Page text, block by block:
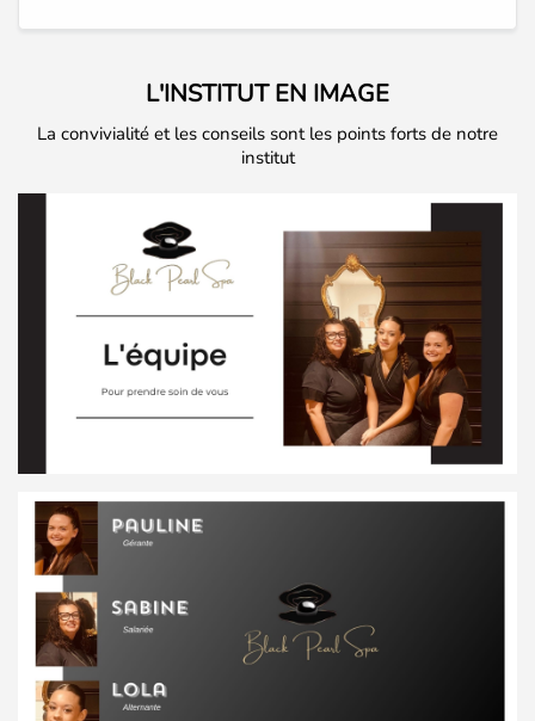
L'INSTITUT EN IMAGE
La convivialité et les conseils sont les points forts de notre
institut